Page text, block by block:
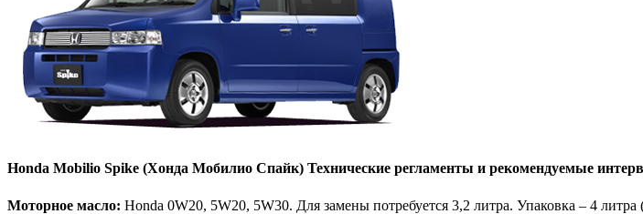
Honda Mobilio Spike (Хонда Мобилио Спайк) Технические регламенты и рекомендуемые
Моторное масло: Honda 0W20, 5W20, 5W30. Для замены потребуется 3,2 литра. Упаковка – 4